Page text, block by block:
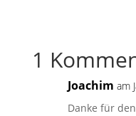
1
Joachim am
Danke für